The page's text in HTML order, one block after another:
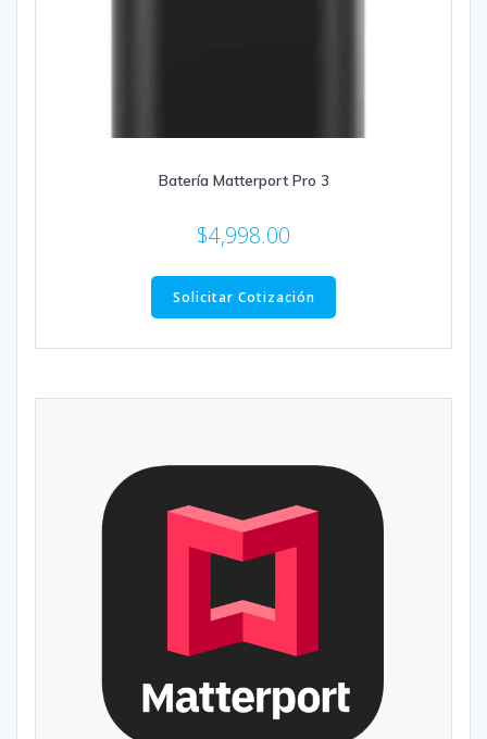
Batería Matterport Pro 3
$4,998.00
Solicitar Cotización